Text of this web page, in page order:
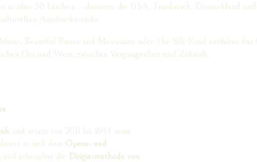
in über 30 Ländern – darunter die USA, Frankreich, Deutschland
Ausdrucksstärke.
Beautiful Rivers and Mountains oder The Silk Road entfaltet
Ost und West, zwischen Vergangenheit und Zukunft.
und setzte von 2011 bis 2014 seine
er sich dem Opern- und
und erforschte die Dirigiermethode von